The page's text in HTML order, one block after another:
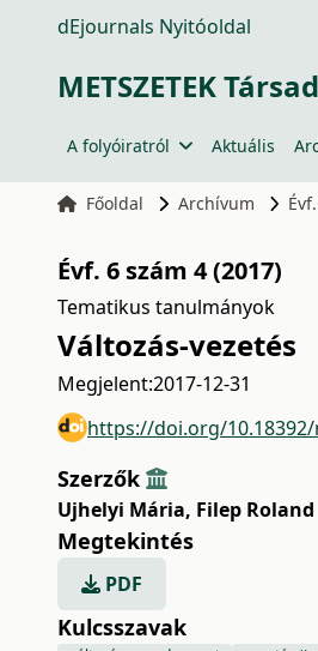
dEjournals Nyitóoldal
METSZETEK
A folyóiratról Aktuális
Főoldal Archívum
Évf. 6 szám 4 (2017)
Tematikus tanulmányok
Változás-vezetés
Megjelent:2017-12-31
https://doi.org/
Szerzők
Ujhelyi Mária, Filep Roland
Megtekintés
PDF
Kulcsszavak